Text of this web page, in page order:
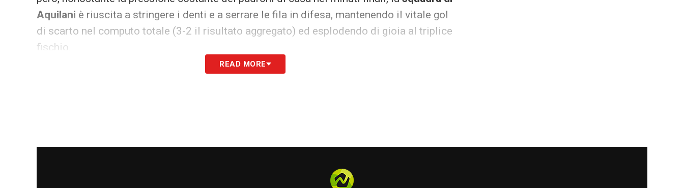
Aquilani è riuscita a stringere i denti e a serrare le fila in difesa, mantenendo il vitale gol
di scarto nel computo totale (3-2 il risultato aggregato) ed esplodendo di gioia al triplice
fischio.
Il Monza supera l’ostacolo Juve Stabia
ha dimostrato solidità, organizzazione tattica e cinismo, spegnendo i sogni di gloria
READ MORE